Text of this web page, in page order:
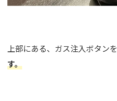
上部にある、ガス注入ボタンを
す。